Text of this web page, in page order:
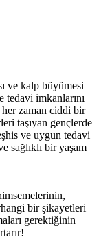
ve kalp büyümesi
imkanlarını
her zaman ciddi bir
taşıyan gençlerde
ve uygun tedavi
sağlıklı bir yaşam
bir şikayetleri
gerektiğinin